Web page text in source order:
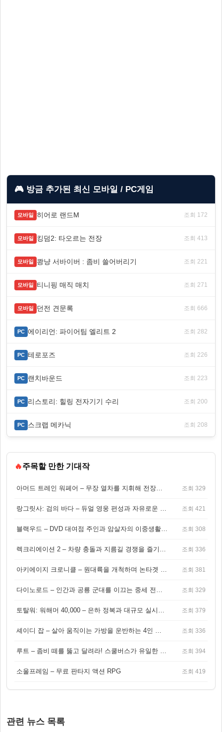
🎮 방금 추가된 최신 모바일 / PC게임
모바일 히어로 랜드M 조회 172
모바일 킹덤2: 타오르는 전장 조회 413
모바일 쾅냥 서바이버 : 좀비 쓸어버리기 조회 221
모바일 티니핑 매직 매치 조회 271
모바일 던전 견문록 조회 666
PC 에이리언: 파이어팀 엘리트 2 조회 282
PC 테로포즈 조회 226
PC 랜치바운드 조회 223
PC 리스토리: 힐링 전자기기 수리 조회 200
PC 스크랩 메카닉 조회 208
🔥주목할 만한 기대작
아머드 트레인 워페어 – 무장 열차를 지휘해 전장을 돌파하는 생존 전투 게임 조회 329
랑그릿사: 검의 바다 – 듀얼 영웅 편성과 자유로운 탐험을 결합한 판타지 전략 RPG 조회 421
블랙우드 – DVD 대여점 주인과 암살자의 이중생활을 그린 3인칭 액션 스릴러 게임 조회 308
렉크리에이션 2 – 차량 충돌과 지름길 경쟁을 즐기는 오픈월드 아케이드 레이싱 게임 조회 336
아키에이지 크로니클 – 원대륙을 개척하며 논타겟 전투를 즐기는 오픈월드 MMORPG 조회 381
다이노로드 – 인간과 공룡 군대를 이끄는 중세 전략 액션 RPG 조회 329
토탈워: 워해머 40,000 – 은하 정복과 대규모 실시간 전투가 결합된 전략 게임! 조회 379
셰이디 잡 – 살아 움직이는 가방을 운반하는 4인 협동 물리 어드벤처 게임 조회 336
루트 – 좀비 떼를 뚫고 달려라! 스쿨버스가 유일한 집이 되는 4인 협동 생존 게임 조회 394
소울프레임 – 무료 판타지 액션 RPG 조회 419
관련 뉴스 목록